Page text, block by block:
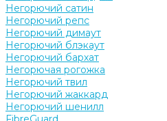
Негорючий сатин
Негорючий репс
Негорючий димаут
Негорючий блэкаут
Негорючий бархат
Негорючая рогожка
Негорючий твил
Негорючий жаккард
Негорючий шенилл